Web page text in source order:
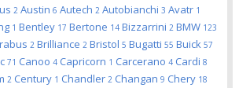
2 Austin 6 Autech 2 Autobianchi 3 Avatr 1
1 Bentley 17 Bertone 14 Bizzarrini 2 BMW 123
2 Brilliance 2 Bristol 5 Bugatti 55 Buick 57
71 Canoo 4 Capricorn 1 Carcerano 4 Cardi 8
2 Century 1 Chandler 2 Changan 9 Chery 18